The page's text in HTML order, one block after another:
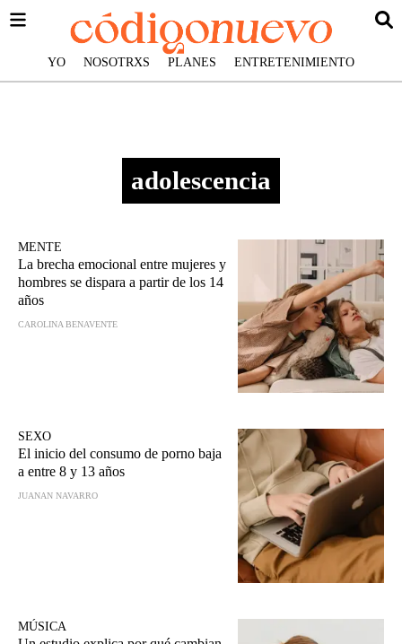
YO NOSOTRXS PLANES ENTRETENIMIENTO
adolescencia
MENTE
La brecha emocional entre mujeres y
hombres se dispara a partir de los 14
años
CAROLINA BENAVENTE
SEXO
El inicio del consumo de porno baja
a entre 8 y 13 años
JUANAN NAVARRO
MÚSICA